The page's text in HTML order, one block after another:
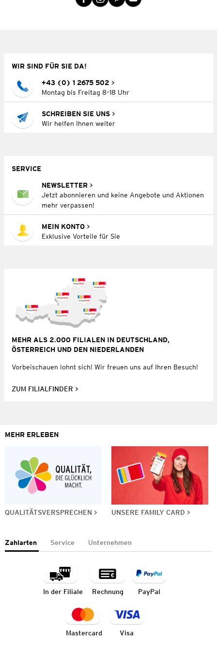
WIR SIND FÜR SIE DA!
+43 (0) 1 2675 502
Montag bis Freitag 8–18 Uhr
SCHREIBEN SIE UNS
Wir helfen Ihnen weiter
SERVICE
NEWSLETTER
Jetzt abonnieren und keine Angebote und Aktionen
mehr verpassen!
MEIN KONTO
Exklusive Vorteile für Sie
MEHR ALS 2.000 FILIALEN IN DEUTSCHLAND,
ÖSTERREICH UND DEN NIEDERLANDEN
Vorbeischauen lohnt sich! Wir freuen uns auf Ihren Besuch!
ZUM FILIALFINDER
MEHR ERLEBEN
QUALITÄTSVERSPRECHEN UNSERE FAMILY CARD
Zahlarten Service Unternehmen
In der Filiale Rechnung PayPal
Mastercard Visa